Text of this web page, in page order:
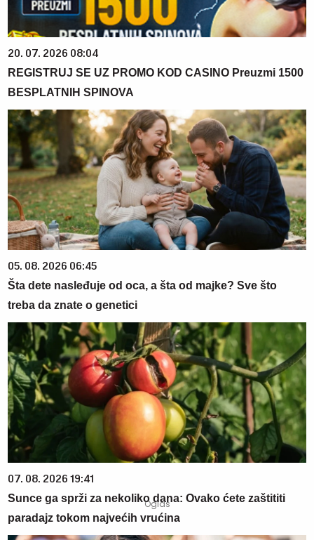
20. 07. 2026 08:04
REGISTRUJ SE UZ PROMO KOD CASINO Preuzmi 1500
BESPLATNIH SPINOVA
05. 08. 2026 06:45
Šta dete nasleđuje od oca, a šta od majke? Sve što
treba da znate o genetici
07. 08. 2026 19:41
Sunce ga sprži za nekoliko dana: Ovako ćete zaštititi
paradajz tokom najvećih vrućina